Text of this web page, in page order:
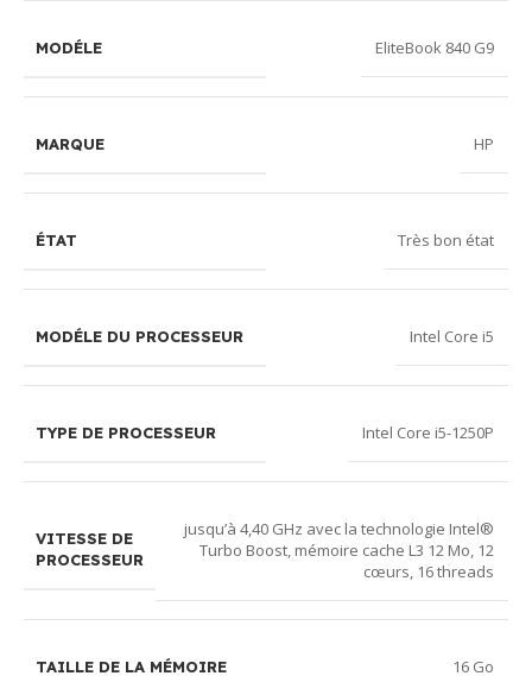
MODÉLE EliteBook 840 G9
MARQUE HP
ÉTAT Très bon état
MODÉLE DU PROCESSEUR Intel Core i5
TYPE DE PROCESSEUR Intel Core i5-1250P
VITESSE DE
PROCESSEUR
jusqu’à 4,40 GHz avec la technologie Intel®
Turbo Boost, mémoire cache L3 12 Mo, 12
cœurs, 16 threads
TAILLE DE LA MÉMOIRE 16 Go